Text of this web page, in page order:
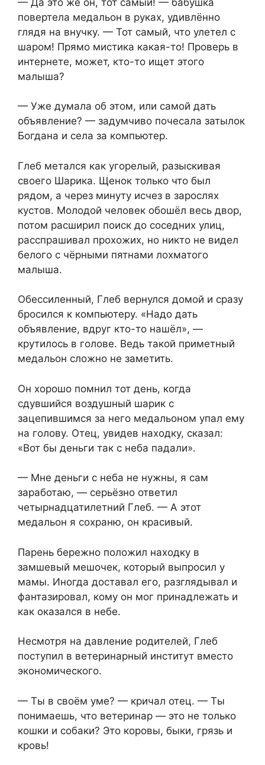
повертела медальон в руках, удивлённо
глядя на внучку. — Тот самый, что улетел с
шаром! Прямо мистика какая-то! Проверь в
интернете, может, кто-то ищет этого
малыша?
— Уже думала об этом, или самой дать
объявление? — задумчиво почесала затылок
Богдана и села за компьютер.
Глеб метался как угорелый, разыскивая
своего Шарика. Щенок только что был
рядом, а через минуту исчез в зарослях
кустов. Молодой человек обошёл весь двор,
потом расширил поиск до соседних улиц,
расспрашивал прохожих, но никто не видел
белого с чёрными пятнами лохматого
малыша.
Обессиленный, Глеб вернулся домой и сразу
бросился к компьютеру. «Надо дать
объявление, вдруг кто-то нашёл», —
крутилось в голове. Ведь такой приметный
медальон сложно не заметить.
Он хорошо помнил тот день, когда
сдувшийся воздушный шарик с
зацепившимся за него медальоном упал ему
на голову. Отец, увидев находку, сказал:
«Вот бы деньги так с неба падали».
— Мне деньги с неба не нужны, я сам
заработаю, — серьёзно ответил
четырнадцатилетний Глеб. — А этот
медальон я сохраню, он красивый.
Парень бережно положил находку в
замшевый мешочек, который выпросил у
мамы. Иногда доставал его, разглядывал и
фантазировал, кому он мог принадлежать и
как оказался в небе.
Несмотря на давление родителей, Глеб
поступил в ветеринарный институт вместо
экономического.
— Ты в своём уме? — кричал отец. — Ты
понимаешь, что ветеринар — это не только
кошки и собаки? Это коровы, быки, грязь и
кровь!